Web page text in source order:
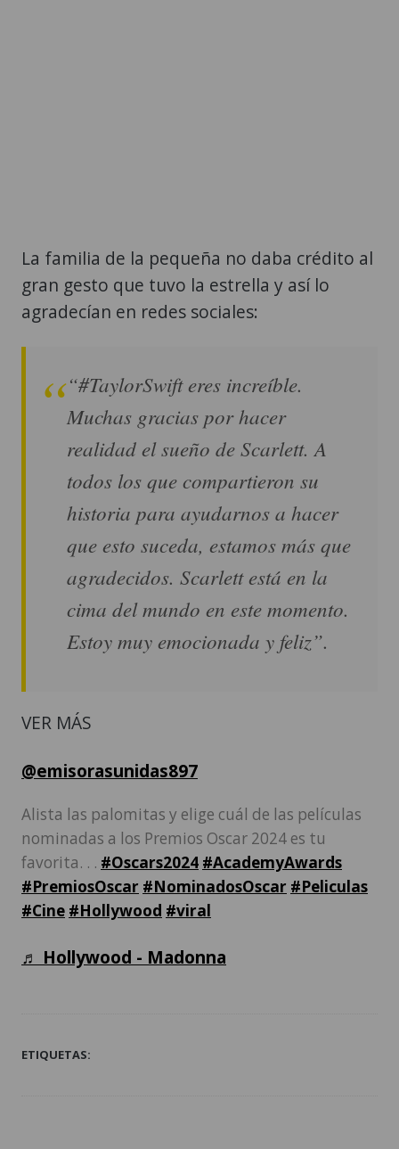
La familia de la pequeña no daba crédito al
gran gesto que tuvo la estrella y así lo
agradecían en redes sociales:
“#TaylorSwift eres increíble.
Muchas gracias por hacer
realidad el sueño de Scarlett. A
todos los que compartieron su
historia para ayudarnos a hacer
que esto suceda, estamos más que
agradecidos. Scarlett está en la
cima del mundo en este momento.
Estoy muy emocionada y feliz”.
VER MÁS
@emisorasunidas897
Alista las palomitas y elige cuál de las películas
nominadas a los Premios Oscar 2024 es tu
favorita. . . #Oscars2024 #AcademyAwards
#PremiosOscar #NominadosOscar #Peliculas
#Cine #Hollywood #viral
♬ Hollywood - Madonna
ETIQUETAS: